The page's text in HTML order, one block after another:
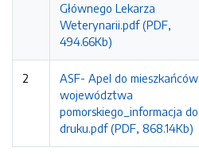
Głównego Lekarza
Weterynarii.pdf (PDF,
494.66Kb)
2
ASF- Apel do mieszkańców
województwa
pomorskiego_informacja do
druku.pdf (PDF, 868.14Kb)